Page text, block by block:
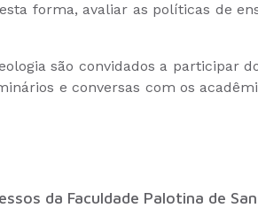
forma, avaliar as políticas de
são convidados a participar
e conversas com os
da Faculdade Palotina de